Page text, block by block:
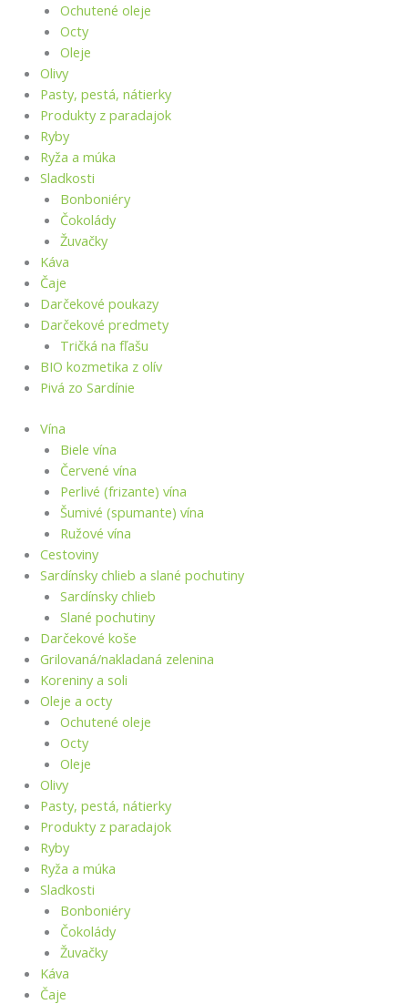
Ochutené oleje
Octy
Oleje
Olivy
Pasty, pestá, nátierky
Produkty z paradajok
Ryby
Ryža a múka
Sladkosti
Bonboniéry
Čokolády
Žuvačky
Káva
Čaje
Darčekové poukazy
Darčekové predmety
Tričká na fľašu
BIO kozmetika z olív
Pivá zo Sardínie
Vína
Biele vína
Červené vína
Perlivé (frizante) vína
Šumivé (spumante) vína
Ružové vína
Cestoviny
Sardínsky chlieb a slané pochutiny
Sardínsky chlieb
Slané pochutiny
Darčekové koše
Grilovaná/nakladaná zelenina
Koreniny a soli
Oleje a octy
Ochutené oleje
Octy
Oleje
Olivy
Pasty, pestá, nátierky
Produkty z paradajok
Ryby
Ryža a múka
Sladkosti
Bonboniéry
Čokolády
Žuvačky
Káva
Čaje